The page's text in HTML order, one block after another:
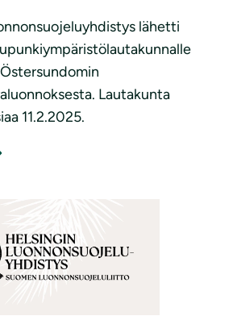
lähetti
Lautakunta
11.2.2025.